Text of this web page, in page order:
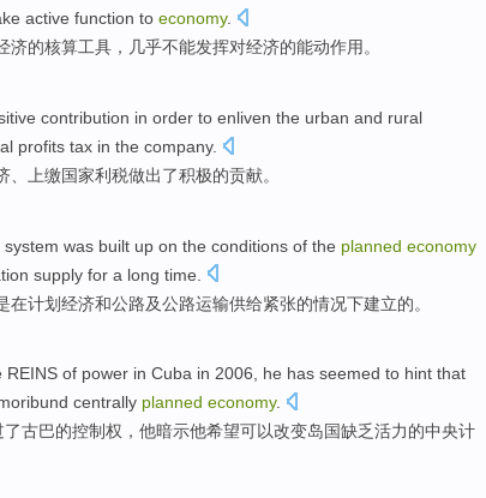
active function to economy.
济的核算工具 ， 几乎不能发挥对经济的能动作用 。
contribution in order to enliven the urban and rural
profits tax in the company.
、上缴国家利税做出了积极的贡献。
system was built up on the conditions of the planned economy
supply for a long time
在计划经济和公路及公路运输供给紧张的情况下建立的。
REINS of power in Cuba in 2006, he has seemed to hint that
centrally planned economy.
了古巴的控制权， 他暗示他希望可以改变岛国缺乏活力的中央计